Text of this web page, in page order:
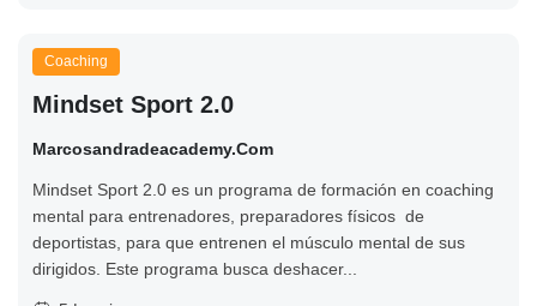
Coaching
Mindset Sport 2.0
Marcosandradeacademy.com
Mindset Sport 2.0 es un programa de formación en coaching
mental para entrenadores, preparadores físicos de
deportistas, para que entrenen el músculo mental de sus
dirigidos. Este programa busca deshacer...